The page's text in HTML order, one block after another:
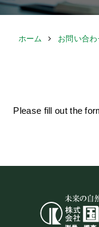
ホーム お問い合
Please fill out the